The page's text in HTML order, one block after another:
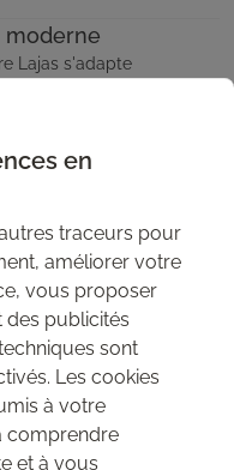
moderne
Lajas s'adapte
en
traceurs pour
améliorer votre
vous proposer
des publicités
sont
Les cookies
à votre
comprendre
et à vous